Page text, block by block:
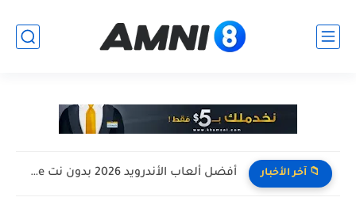
📁 آخر الأخبار افضل تجميعة كمبيوتر للالعاب بأرخص سعر ممكن ! تجميعة Pc...